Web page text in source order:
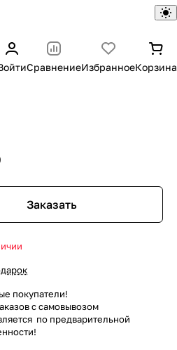
СравнениеИзбранноеКорзина
Заказать
покупатели!
с самовывозом
по предварительной